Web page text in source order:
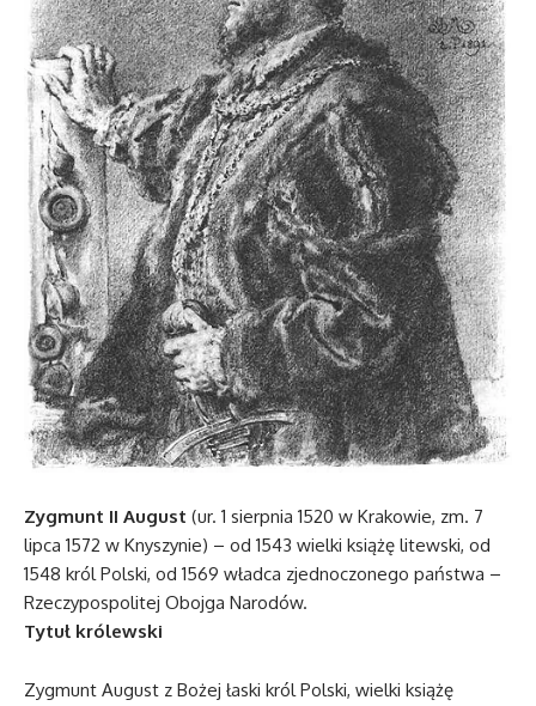
Zygmunt II August (ur. 1 sierpnia 1520 w Krakowie, zm. 7
lipca 1572 w Knyszynie) – od 1543 wielki książę litewski, od
1548 król Polski, od 1569 władca zjednoczonego państwa –
Rzeczypospolitej Obojga Narodów.
Tytuł królewski
Zygmunt August z Bożej łaski król Polski, wielki książę